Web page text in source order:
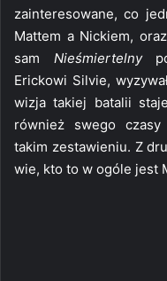
zainteresowane, co
Mattem a Nickiem,
sam Nieśmiertelnypo
Erickowi Silvie,
wizja takiej batalii
również swego
takim zestawieniu. Z
wie, kto to w ogóle jest